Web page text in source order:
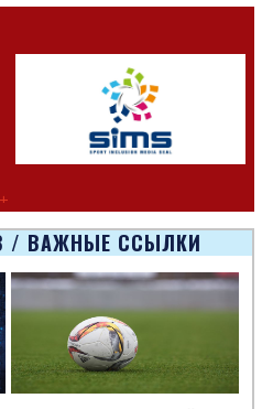
/ ВАЖНЫЕ ССЫЛКИ